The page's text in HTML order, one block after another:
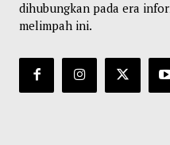
dihubungkan pada era
melimpah ini.